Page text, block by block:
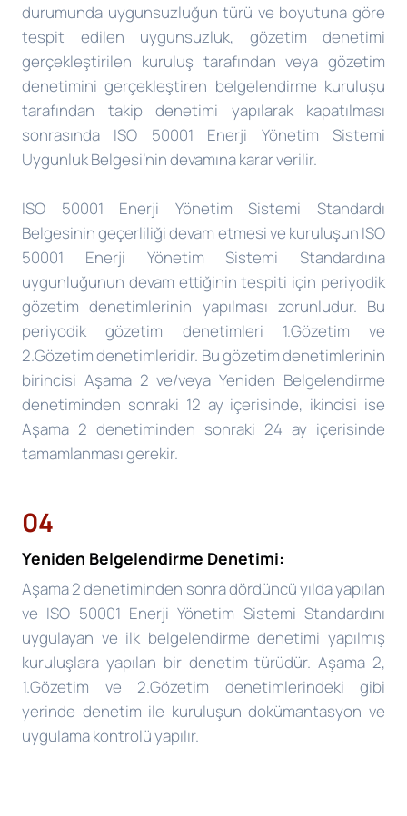
durumunda uygunsuzluğun türü ve boyutuna göre
tespit edilen uygunsuzluk, gözetim denetimi
gerçekleştirilen kuruluş tarafından veya gözetim
denetimini gerçekleştiren belgelendirme kuruluşu
tarafından takip denetimi yapılarak kapatılması
sonrasında ISO 50001 Enerji Yönetim Sistemi
Uygunluk Belgesi’nin devamına karar verilir.
ISO 50001 Enerji Yönetim Sistemi Standardı
Belgesinin geçerliliği devam etmesi ve kuruluşun ISO
50001 Enerji Yönetim Sistemi Standardına
uygunluğunun devam ettiğinin tespiti için periyodik
gözetim denetimlerinin yapılması zorunludur. Bu
periyodik gözetim denetimleri 1.Gözetim ve
2.Gözetim denetimleridir. Bu gözetim denetimlerinin
birincisi Aşama 2 ve/veya Yeniden Belgelendirme
denetiminden sonraki 12 ay içerisinde, ikincisi ise
Aşama 2 denetiminden sonraki 24 ay içerisinde
tamamlanması gerekir.
04
Yeniden Belgelendirme Denetimi:
Aşama 2 denetiminden sonra dördüncü yılda yapılan
ve ISO 50001 Enerji Yönetim Sistemi Standardını
uygulayan ve ilk belgelendirme denetimi yapılmış
kuruluşlara yapılan bir denetim türüdür. Aşama 2,
1.Gözetim ve 2.Gözetim denetimlerindeki gibi
yerinde denetim ile kuruluşun dokümantasyon ve
uygulama kontrolü yapılır.